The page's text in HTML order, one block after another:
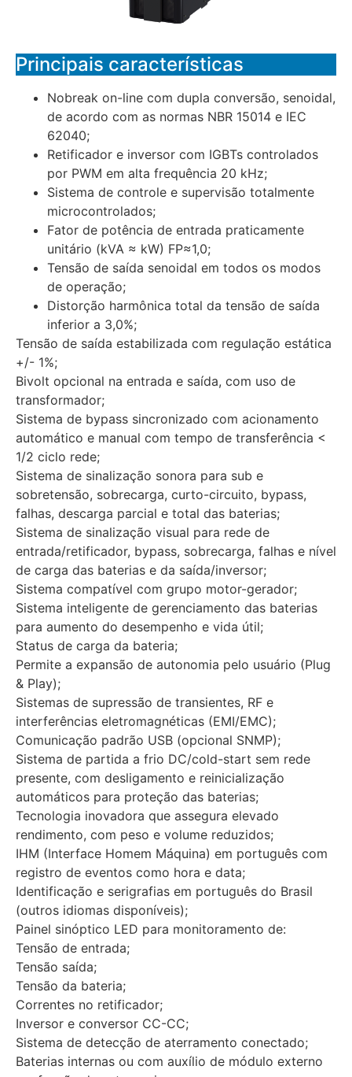
Principais características
Nobreak on-line com dupla conversão, senoidal,
de acordo com as normas NBR 15014 e IEC
62040;
Retificador e inversor com IGBTs controlados
por PWM em alta frequência 20 kHz;
Sistema de controle e supervisão totalmente
microcontrolados;
Fator de potência de entrada praticamente
unitário (kVA ≈ kW) FP≈1,0;
Tensão de saída senoidal em todos os modos
de operação;
Distorção harmônica total da tensão de saída
inferior a 3,0%;
Tensão de saída estabilizada com regulação estática
+/- 1%;
Bivolt opcional na entrada e saída, com uso de
transformador;
Sistema de bypass sincronizado com acionamento
automático e manual com tempo de transferência <
1/2 ciclo rede;
Sistema de sinalização sonora para sub e
sobretensão, sobrecarga, curto-circuito, bypass,
falhas, descarga parcial e total das baterias;
Sistema de sinalização visual para rede de
entrada/retificador, bypass, sobrecarga, falhas e nível
de carga das baterias e da saída/inversor;
Sistema compatível com grupo motor-gerador;
Sistema inteligente de gerenciamento das baterias
para aumento do desempenho e vida útil;
Status de carga da bateria;
Permite a expansão de autonomia pelo usuário (Plug
& Play);
Sistemas de supressão de transientes, RF e
interferências eletromagnéticas (EMI/EMC);
Comunicação padrão USB (opcional SNMP);
Sistema de partida a frio DC/cold-start sem rede
presente, com desligamento e reinicialização
automáticos para proteção das baterias;
Tecnologia inovadora que assegura elevado
rendimento, com peso e volume reduzidos;
IHM (Interface Homem Máquina) em português com
registro de eventos como hora e data;
Identificação e serigrafias em português do Brasil
(outros idiomas disponíveis);
Painel sinóptico LED para monitoramento de:
Tensão de entrada;
Tensão saída;
Tensão da bateria;
Correntes no retificador;
Inversor e conversor CC-CC;
Sistema de detecção de aterramento conectado;
Baterias internas ou com auxílio de módulo externo